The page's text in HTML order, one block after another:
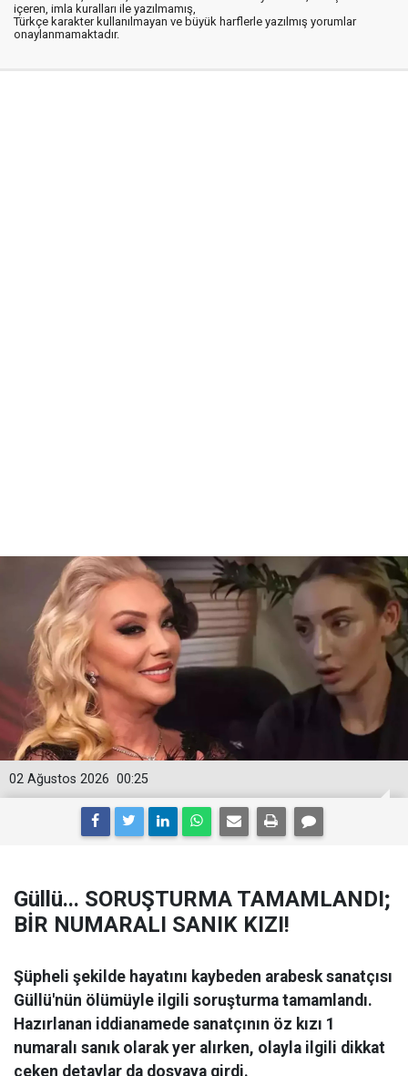
içeren, imla kuralları ile yazılmamış,
Türkçe karakter kullanılmayan ve büyük harflerle yazılmış yorumlar
onaylanmamaktadır.
00:25
02 Ağustos 2026
Güllü... SORUŞTURMA TAMAMLANDI;
BİR NUMARALI SANIK KIZI!
Şüpheli şekilde hayatını kaybeden arabesk sanatçısı
Güllü'nün ölümüyle ilgili soruşturma tamamlandı.
Hazırlanan iddianamede sanatçının öz kızı 1
numaralı sanık olarak yer alırken, olayla ilgili dikkat
çeken detaylar da dosyaya girdi.